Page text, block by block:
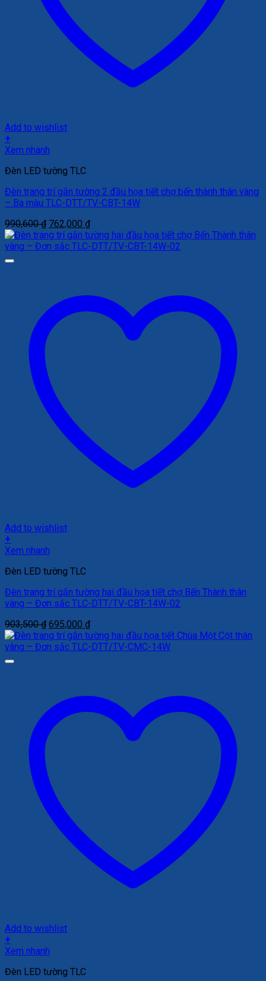
Add to wishlist
+
Xem nhanh
Đèn LED tường TLC
Đèn trang trí gắn tường 2 đầu họa tiết chợ bến thành thân vàng
– Ba màu TLC-DTT/TV-CBT-14W
990,600₫ Giá
gốc
là:
762,000 ₫Giá
hiện
tại
Add to wishlist
+
Xem nhanh
Đèn LED tường TLC
Đèn trang trí gắn tường hai đầu họa tiết chợ Bến Thành thân
vàng – Đơn sắc TLC-DTT/TV-CBT-14W-02
903,500₫ Giá
gốc
là:
695,000 ₫Giá
hiện
tại
Add to wishlist
+
Xem nhanh
Đèn LED tường TLC